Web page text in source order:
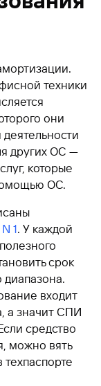
техники
они
других ОС —
которые
ОС.
1. У каждой
срок
диапазона.
входит
а значит СПИ
средство
можно вять